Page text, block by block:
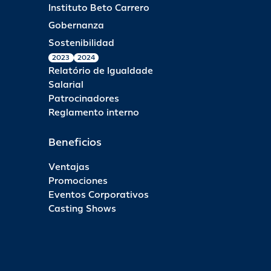
Instituto Beto Carrero
Gobernanza
Sostenibilidad
2023 2024
Relatório de Igualdade
Salarial
Patrocinadores
Reglamento interno
Beneficios
Ventajas
Promociones
Eventos Corporativos
Casting Shows